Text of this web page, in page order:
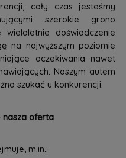
cały czas jesteśmy
szerokie grono
wieloletnie doświadczenie
na najwyższym poziomie
oczekiwania nawet
Naszym autem
szukać u konkurencji.
nasza oferta
m.in.: